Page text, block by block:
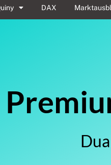
DAX